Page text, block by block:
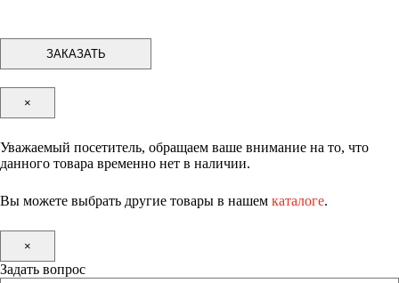
×
Уважаемый посетитель, обращаем ваше внимание на то, что
данного товара временно нет в наличии.
Вы можете выбрать другие товары в нашем каталоге.
×
Задать вопрос